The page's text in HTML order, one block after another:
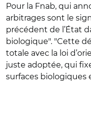
Pour la Fnab, qui
arbitrages sont le
précédent de l’État
biologique". "Cette
totale avec la loi
juste adoptée, qui
surfaces biologiques